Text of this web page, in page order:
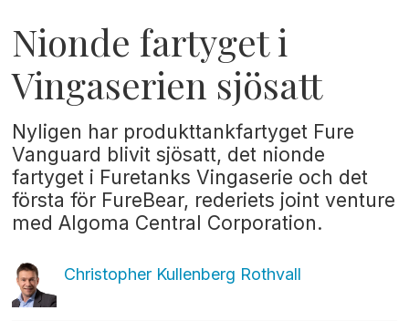
Nionde fartyget i
Vingaserien sjösatt
Nyligen har produkttankfartyget Fure
Vanguard blivit sjösatt, det nionde
fartyget i Furetanks Vingaserie och det
första för FureBear, rederiets joint venture
med Algoma Central Corporation.
Christopher Kullenberg Rothvall